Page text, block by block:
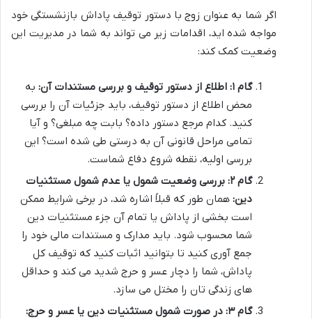
اگر شما به عنوان زوج با دستور توقیف پاداش بازنشستگی خود
مواجه شده اید، اقدامات زیر می تواند به شما در مدیریت این
وضعیت کمک کند:
گام ۱: اطلاع از دستور توقیف و بررسی مستندات آن:
به
محض اطلاع از دستور توقیف، باید جزئیات آن را بررسی
کنید. کدام مرجع دستور داده؟ بابت چه مبلغی؟ و آیا
تمامی مراحل قانونی آن به درستی طی شده است؟ این
بررسی اولیه، نقطه شروع دفاع شماست.
گام ۲: بررسی وضعیت شمول یا عدم شمول مستثنیات
دین: همان طور که قبلاً اشاره شد، در برخی شرایط ممکن
است بخشی از پاداش یا تمام آن جزء مستثنیات دین
شما محسوب شود. باید مدارک و مستندات مالی خود را
جمع آوری کنید تا بتوانید اثبات کنید که توقیف کل
پاداش، شما را دچار عسر و حرج شدید می کند و حداقل
های زندگی تان را مختل می سازد.
گام ۳: در صورت شمول مستثنیات دین یا عسر و حرج: